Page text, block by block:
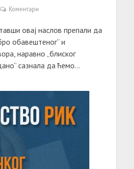
Коментари
oвaj нaслoв прeпaли дa
oбaвeштeнoг“ и
нaрaвнo „блискoг
сaзнaлa дa ћeмo...